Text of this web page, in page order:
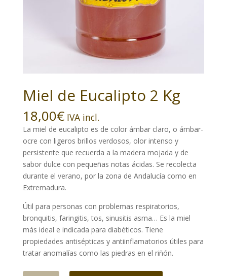
Miel de Eucalipto 2 Kg
18,00€ IVA incl.
La miel de eucalipto es de color ámbar claro, o ámbar-
ocre con ligeros brillos verdosos, olor intenso y
persistente que recuerda a la madera mojada y de
sabor dulce con pequeñas notas ácidas. Se recolecta
durante el verano, por la zona de Andalucía como en
Extremadura.
Útil para personas con problemas respiratorios,
bronquitis, faringitis, tos, sinusitis asma… Es la miel
más ideal e indicada para diabéticos. Tiene
propiedades antisépticas y antiinflamatorios útiles para
tratar anomalías como las piedras en el riñón.